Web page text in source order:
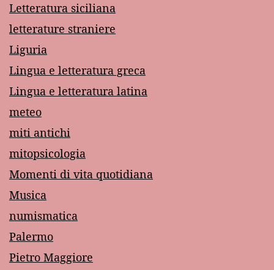
Letteratura siciliana
letterature straniere
Liguria
Lingua e letteratura greca
Lingua e letteratura latina
meteo
miti antichi
mitopsicologia
Momenti di vita quotidiana
Musica
numismatica
Palermo
Pietro Maggiore